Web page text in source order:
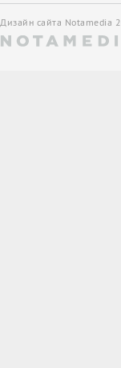
Дизайн сайта Notamedia